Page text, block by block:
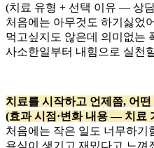
(치료 유형 + 선택 이유 — 상
처음에는 아무것도 하기싫었
먹고싶지도 않은데 의미없는
사소한일부터 내힘으로 실천
치료를 시작하고 언제쯤, 어
(효과 시점·변화 내용 — 치료
처음에는 작은 일도 너무하
욕심이 생기고 재밌다고 느껴